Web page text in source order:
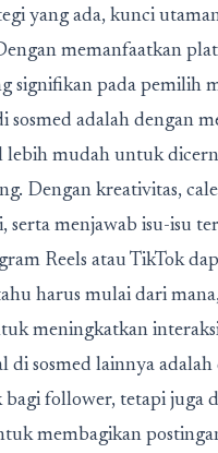
yang ada, kunci
memanfaatkan
signifikan pada pemilih
sosmed adalah dengan
mudah untuk
Dengan kreativitas,
serta menjawab isu-isu
Reels atau TikTok
harus mulai dari
meningkatkan
di sosmed lainnya adalah
follower, tetapi juga
membagikan